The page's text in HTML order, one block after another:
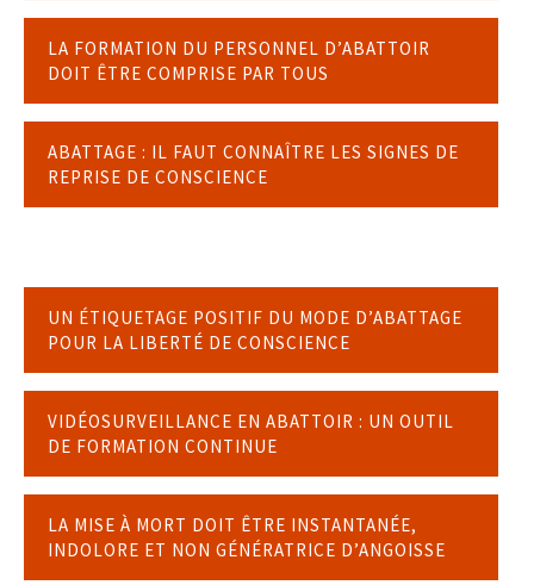
LA FORMATION DU PERSONNEL D’ABATTOIR
DOIT ÊTRE COMPRISE PAR TOUS
ABATTAGE : IL FAUT CONNAÎTRE LES SIGNES DE
REPRISE DE CONSCIENCE
UN ÉTIQUETAGE POSITIF DU MODE D’ABATTAGE
POUR LA LIBERTÉ DE CONSCIENCE
VIDÉOSURVEILLANCE EN ABATTOIR : UN OUTIL
DE FORMATION CONTINUE
LA MISE À MORT DOIT ÊTRE INSTANTANÉE,
INDOLORE ET NON GÉNÉRATRICE D’ANGOISSE